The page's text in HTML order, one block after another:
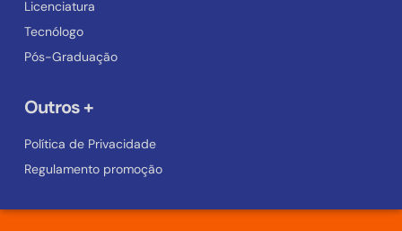
Licenciatura
Tecnólogo
Pós-Graduação
Outros +
Política de Privacidade
Regulamento promoção